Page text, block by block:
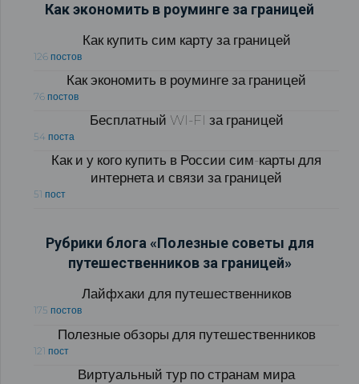
Как экономить в роуминге за границей
Как купить сим карту за границей
126 постов
Как экономить в роуминге за границей
76 постов
Бесплатный WI-FI за границей
54 поста
Как и у кого купить в России сим-карты для
интернета и связи за границей
51 пост
Рубрики блога «Полезные советы для
путешественников за границей»
Лайфхаки для путешественников
175 постов
Полезные обзоры для путешественников
121 пост
Виртуальный тур по странам мира